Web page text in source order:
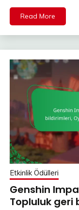
Read More
Etkinlik Ödülleri
Genshin
Topluluk geri